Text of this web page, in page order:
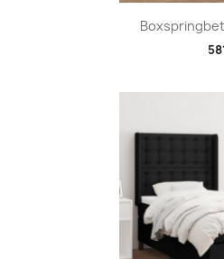
